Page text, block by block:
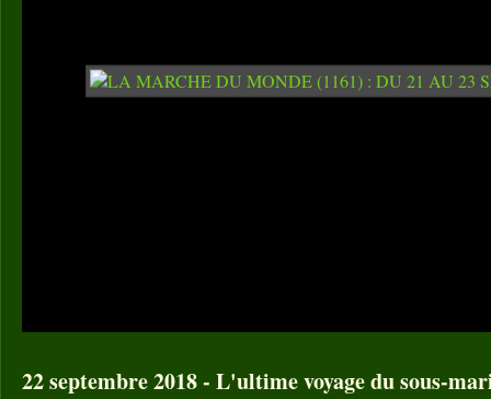
22 septembre 2018 - L'ultime voyage du sous-